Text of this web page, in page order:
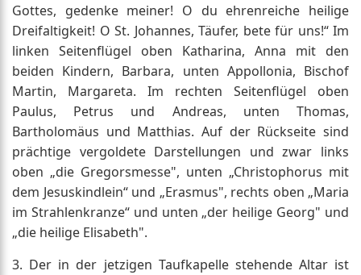
Gottes, gedenke meiner! O du ehrenreiche heilige
Dreifaltigkeit! O St. Johannes, Täufer, bete für uns!“ Im
linken Seitenflügel oben Katharina, Anna mit den
beiden Kindern, Barbara, unten Appollonia, Bischof
Martin, Margareta. Im rechten Seitenflügel oben
Paulus, Petrus und Andreas, unten Thomas,
Bartholomäus und Matthias. Auf der Rückseite sind
prächtige vergoldete Darstellungen und zwar links
oben „die Gregorsmesse", unten „Christophorus mit
dem Jesuskindlein“ und „Erasmus", rechts oben „Maria
im Strahlenkranze“ und unten „der heilige Georg" und
„die heilige Elisabeth".
3. Der in der jetzigen Taufkapelle stehende Altar ist